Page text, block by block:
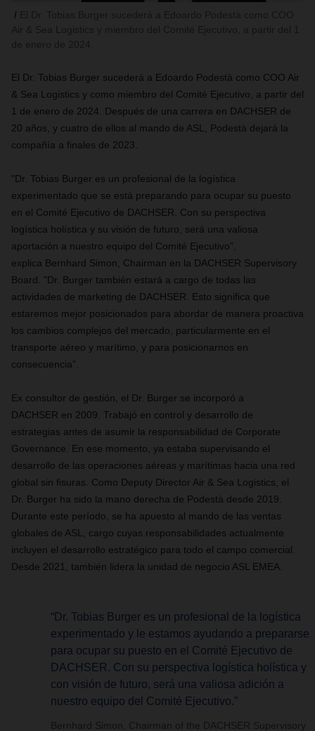
El Dr. Tobias Burger sucederá a Edoardo Podestà como COO Air
& Sea Logistics y como miembro del Comité Ejecutivo, a partir del
1 de enero de 2024. Después de una carrera en DACHSER de
20 años, y cuatro de ellos al mando de ASL, Podestà dejará la
compañía a finales de 2023.
"Dr. Tobias Burger es un profesional de la logística
experimentado que se está preparando para ocupar su puesto
en el Comité Ejecutivo de DACHSER. Con su perspectiva
logística holística y su visión de futuro, será una valiosa
aportación a nuestro equipo del Comité Ejecutivo”,
explica Bernhard Simon, Chairman en la DACHSER Supervisory
Board. "Dr. Burger también estará a cargo de todas las
actividades de marketing de DACHSER. Esto significa que
estaremos mejor posicionados para abordar de manera proactiva
los cambios complejos del mercado, particularmente en el
transporte aéreo y marítimo, y para posicionarnos en
consecuencia”.
Ex consultor de gestión, el Dr. Burger se incorporó a
DACHSER en 2009. Trabajó en control y desarrollo de
estrategias antes de asumir la responsabilidad de Corporate
Governance. En ese momento, ya estaba supervisando el
desarrollo de las operaciones aéreas y marítimas hacia una red
global sin fisuras. Como Deputy Director Air & Sea Logistics, el
Dr. Burger ha sido la mano derecha de Podestà desde 2019.
Durante este período, se ha apuesto al mando de las ventas
globales de ASL, cargo cuyas responsabilidades actualmente
incluyen el desarrollo estratégico para todo el campo comercial.
Desde 2021, también lidera la unidad de negocio ASL EMEA.
“Dr. Tobias Burger es un profesional de la logística
experimentado y le estamos ayudando a prepararse
para ocupar su puesto en el Comité Ejecutivo de
DACHSER. Con su perspectiva logística holística y
con visión de futuro, será una valiosa adición a
nuestro equipo del Comité Ejecutivo.”
Bernhard Simon, Chairman of the DACHSER Supervisory